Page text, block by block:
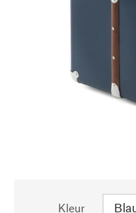
Kleur